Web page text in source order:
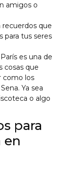
amigos o
recuerdos que
para tus seres
es una de
cosas que
como los
Ya sea
o algo
para
en